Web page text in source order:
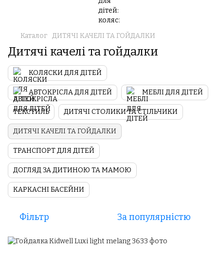
Каталог ДИТЯЧІ КАЧЕЛІ ТА ГОЙДАЛКИ
Дитячі качелі та гойдалки
КОЛЯСКИ ДЛЯ ДІТЕЙ
АВТОКРІСЛА ДЛЯ ДІТЕЙ МЕБЛІ ДЛЯ ДІТЕЙ
ТЕКСТИЛЬ ДИТЯЧІ СТОЛИКИ ТА СТІЛЬЧИКИ
ДИТЯЧІ КАЧЕЛІ ТА ГОЙДАЛКИ
ТРАНСПОРТ ДЛЯ ДІТЕЙ
ДОГЛЯД ЗА ДИТИНОЮ ТА МАМОЮ
КАРКАСНІ БАСЕЙНИ
Фільтр За популярністю